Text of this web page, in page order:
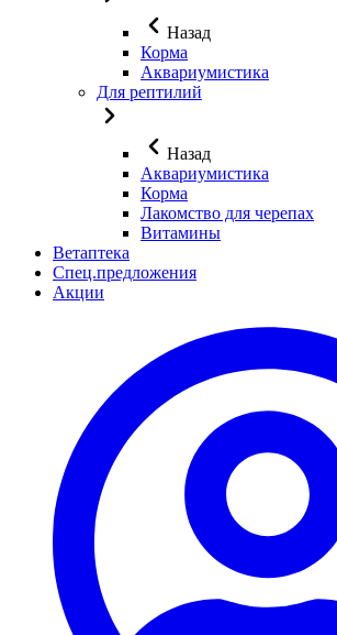
Назад
Корма
Аквариумистика
Для рептилий
Назад
Аквариумистика
Корма
Лакомство для черепах
Витамины
Ветаптека
Спец.предложения
Акции